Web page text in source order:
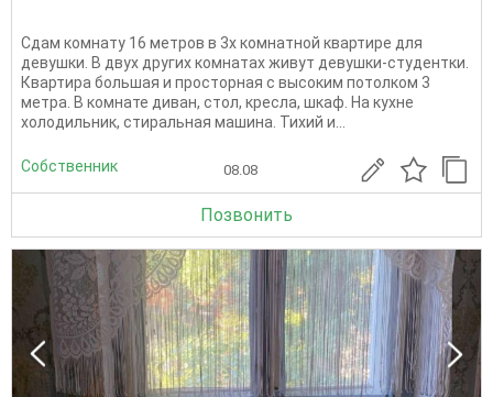
Сдам комнату 16 метров в 3х комнатной квартире для
девушки. В двух других комнатах живут девушки-студентки.
Квартира большая и просторная с высоким потолком 3
метра. В комнате диван, стол, кресла, шкаф. На кухне
холодильник, стиральная машина. Тихий и...
Собственник 08.08
Позвонить